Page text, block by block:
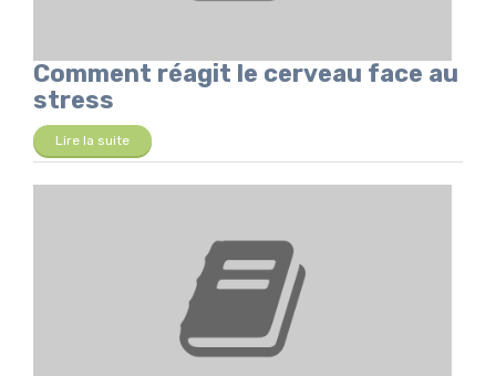
Comment réagit le cerveau face au
stress
Lire la suite